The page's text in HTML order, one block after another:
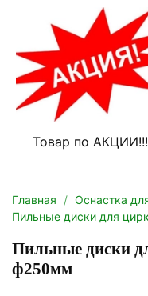
Товар по АКЦИИ!!!
Главная Оснастка
Пильные диски для
Пильные диски
ф250мм